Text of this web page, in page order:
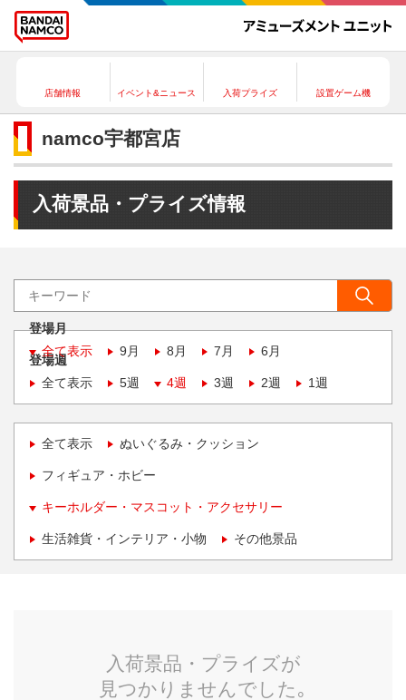
店舗情報 イベント&ニュース 入荷プライズ 設置ゲーム機
namco宇都宮店
入荷景品・プライズ情報
登場月
全て表示
9月 8月 7月 6月
登場週
全て表示
5週 4週 3週 2週 1週
全て表示 ぬいぐるみ・クッション
フィギュア・ホビー
キーホルダー・マスコット・アクセサリー
生活雑貨・インテリア・小物 その他景品